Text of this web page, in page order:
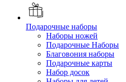
Подарочные наборы
Наборы ножей
Подарочные Наборы
Благовония наборы
Подарочные карты
Набор досок